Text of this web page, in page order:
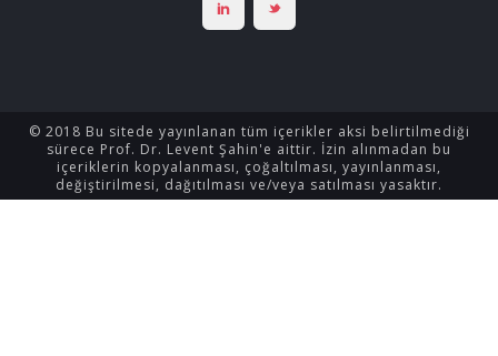
© 2018 Bu sitede yayınlanan tüm içerikler aksi belirtilmediği
sürece Prof. Dr. Levent Şahin'e aittir. İzin alınmadan bu
içeriklerin kopyalanması, çoğaltılması, yayınlanması,
değiştirilmesi, dağıtılması ve/veya satılması yasaktır.